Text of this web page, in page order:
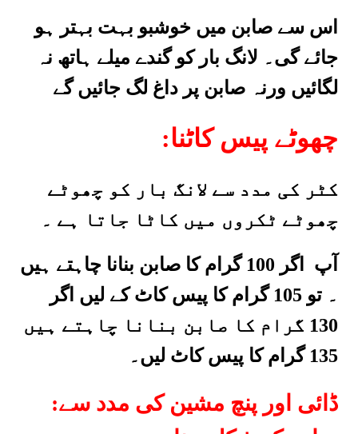
اس سے صابن میں خوشبو بہت بہتر ہو
جائے گی۔ لانگ بار کو گندے میلے ہاتھ نہ
لگائیں ورنہ صابن پر داغ لگ جائیں گے
:چھوٹے پیس کاٹنا
کٹر کی مدد سے لانگ بار کو چھوٹے
چھوٹے ٹکروں میں کاٹا جاتا ہے ۔
آپ اگر 100 گرام کا صابن بنانا چاہتے ہیں
۔ تو 105 گرام کا پیس کاٹ کے لیں اگر
130 گرام کا صابن بنانا چاہتے ہیں
135 گرام کا پیس کاٹ
لیں۔
:ڈائی اور پنچ مشین کی مدد سے